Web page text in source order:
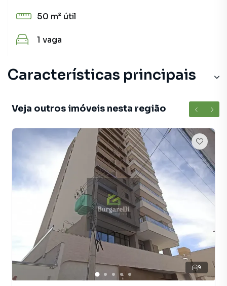
50 m² útil
1 vaga
Características principais
Veja outros imóveis nesta região
9